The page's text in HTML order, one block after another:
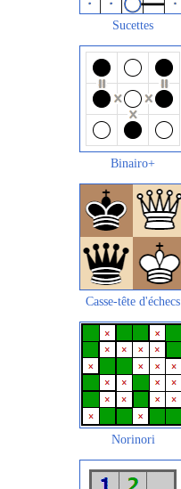
Sucettes
Binairo+
Casse-tête d'échecs
Norinori